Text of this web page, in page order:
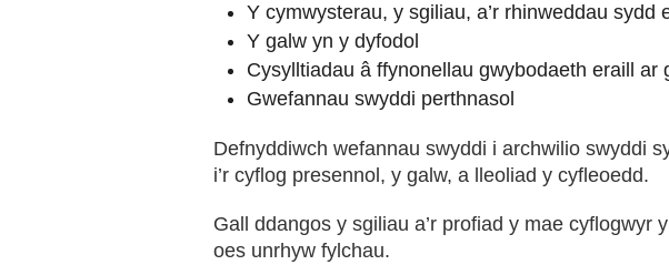
Y cymwysterau, y sgiliau, a’r rhinweddau sydd
Y galw yn y dyfodol
Cysylltiadau â ffynonellau gwybodaeth eraill ar
Gwefannau swyddi perthnasol
Defnyddiwch wefannau swyddi i archwilio swyddi
i’r cyflog presennol, y galw, a lleoliad y cyfleoedd.
Gall ddangos y sgiliau a’r profiad y mae
oes unrhyw fylchau.